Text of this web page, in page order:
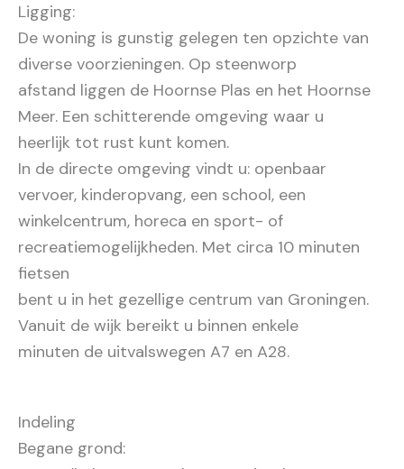
Ligging:
De woning is gunstig gelegen ten opzichte van
diverse voorzieningen. Op steenworp
afstand liggen de Hoornse Plas en het Hoornse
Meer. Een schitterende omgeving waar u
heerlijk tot rust kunt komen.
In de directe omgeving vindt u: openbaar
vervoer, kinderopvang, een school, een
winkelcentrum, horeca en sport- of
recreatiemogelijkheden. Met circa 10 minuten
fietsen
bent u in het gezellige centrum van Groningen.
Vanuit de wijk bereikt u binnen enkele
minuten de uitvalswegen A7 en A28.
Indeling
Begane grond: